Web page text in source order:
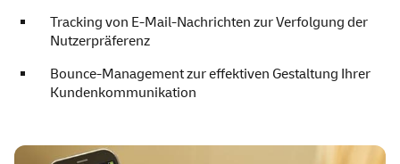
Tracking von E-Mail-Nachrichten zur Verfolgung der
Nutzerpräferenz
Bounce-Management zur effektiven Gestaltung Ihrer
Kundenkommunikation